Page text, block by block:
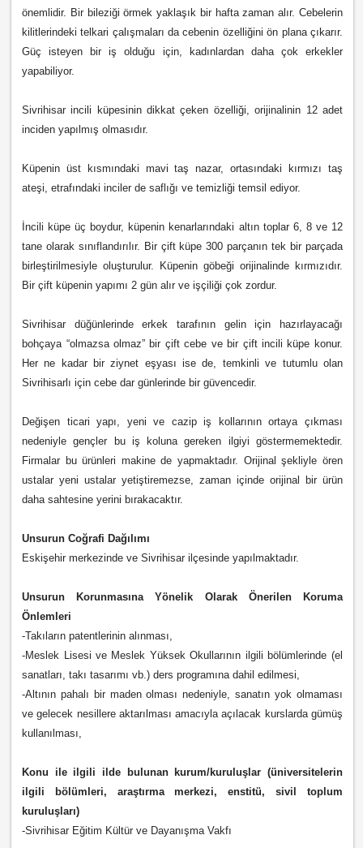
önemlidir. Bir bileziği örmek yaklaşık bir hafta zaman alır. Cebelerin
kilitlerindeki telkari çalışmaları da cebenin özelliğini ön plana çıkarır.
Güç isteyen bir iş olduğu için, kadınlardan daha çok erkekler
yapabiliyor.
Sivrihisar incili küpesinin dikkat çeken özelliği, orijinalinin 12 adet
inciden yapılmış olmasıdır.
Küpenin üst kısmındaki mavi taş nazar, ortasındaki kırmızı taş
ateşi, etrafındaki inciler de saflığı ve temizliği temsil ediyor.
İncili küpe üç boydur, küpenin kenarlarındaki altın toplar 6, 8 ve 12
tane olarak sınıflandırılır. Bir çift küpe 300 parçanın tek bir parçada
birleştirilmesiyle oluşturulur. Küpenin göbeği orijinalinde kırmızıdır.
Bir çift küpenin yapımı 2 gün alır ve işçiliği çok zordur.
Sivrihisar düğünlerinde erkek tarafının gelin için hazırlayacağı
bohçaya “olmazsa olmaz” bir çift cebe ve bir çift incili küpe konur.
Her ne kadar bir ziynet eşyası ise de, temkinli ve tutumlu olan
Sivrihisarlı için cebe dar günlerinde bir güvencedir.
Değişen ticari yapı, yeni ve cazip iş kollarının ortaya çıkması
nedeniyle gençler bu iş koluna gereken ilgiyi göstermemektedir.
Firmalar bu ürünleri makine de yapmaktadır. Orijinal şekliyle ören
ustalar yeni ustalar yetiştiremezse, zaman içinde orijinal bir ürün
daha sahtesine yerini bırakacaktır.
Unsurun Coğrafi Dağılımı
Eskişehir merkezinde ve Sivrihisar ilçesinde yapılmaktadır.
Unsurun Korunmasına Yönelik Olarak Önerilen Koruma
Önlemleri
-Takıların patentlerinin alınması,
-Meslek Lisesi ve Meslek Yüksek Okullarının ilgili bölümlerinde (el
sanatları, takı tasarımı vb.) ders programına dahil edilmesi,
-Altının pahalı bir maden olması nedeniyle, sanatın yok olmaması
ve gelecek nesillere aktarılması amacıyla açılacak kurslarda gümüş
kullanılması,
Konu ile ilgili ilde bulunan kurum/kuruluşlar (üniversitelerin
ilgili bölümleri, araştırma merkezi, enstitü, sivil toplum
kuruluşları)
-Sivrihisar Eğitim Kültür ve Dayanışma Vakfı